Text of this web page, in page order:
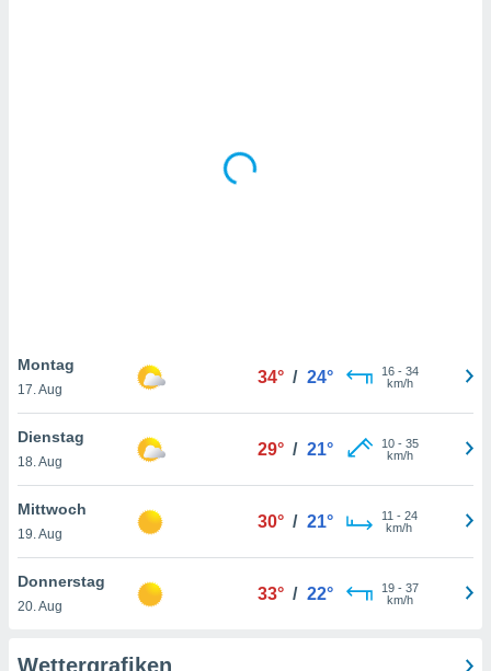
nicht
von
und
auf
klicken.
Montag
17. Aug
34° / 24° 16- 34
km/h
Dienstag
18. Aug
29° / 21° 10- 35
km/h
Mittwoch
19. Aug
30° / 21° 11 - 24
km/h
Donnerstag
20. Aug
33° / 22° 19- 37
km/h
Wettergrafiken